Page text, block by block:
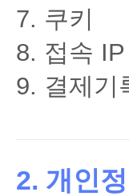
쿠키
접속
결제기
2. 개인